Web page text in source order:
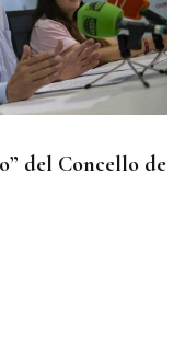
del Concello de